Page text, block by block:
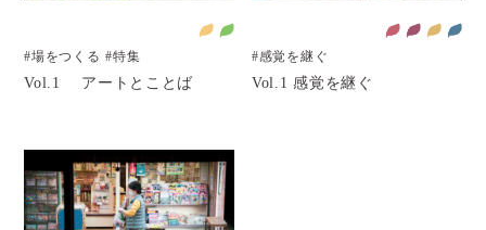
#場をつくる #特集
Vol.1 アートとことば
#感覚を継ぐ
Vol.1 感覚を継ぐ